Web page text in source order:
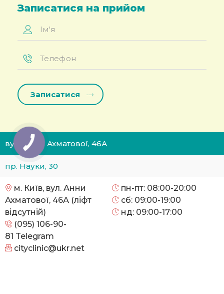
Записатися на прийом
вул. Анни Ахматової, 46А
м. Київ, вул. Анни
Ахматової, 46А (ліфт
відсутній)
(095) 106-90-
81 Telegram
cityclinic@ukr.net
пн-пт: 08:00-20:00
сб: 09:00-19:00
нд: 09:00-17:00
пр. Науки, 30